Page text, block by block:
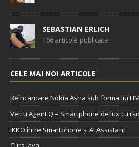
SEBASTIAN ERLICH
166 articole publicate
CELE MAI NOI ARTICOLE
Reîncarnare Nokia Asha sub forma lui
Vertu Agent Q – Smartphone de lux cu
iKKO între Smartphone și AI Assistant